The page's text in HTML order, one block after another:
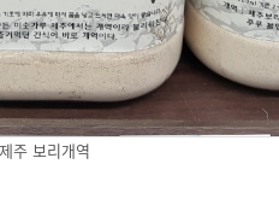
제주 보리개역